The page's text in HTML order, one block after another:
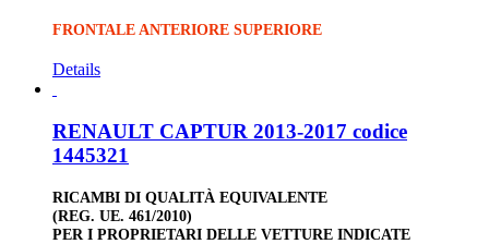
FRONTALE ANTERIORE SUPERIORE
Details
RENAULT CAPTUR 2013-2017 codice
1445321
RICAMBI DI QUALITÀ EQUIVALENTE
(REG. UE. 461/2010)
PER I PROPRIETARI DELLE VETTURE INDICATE